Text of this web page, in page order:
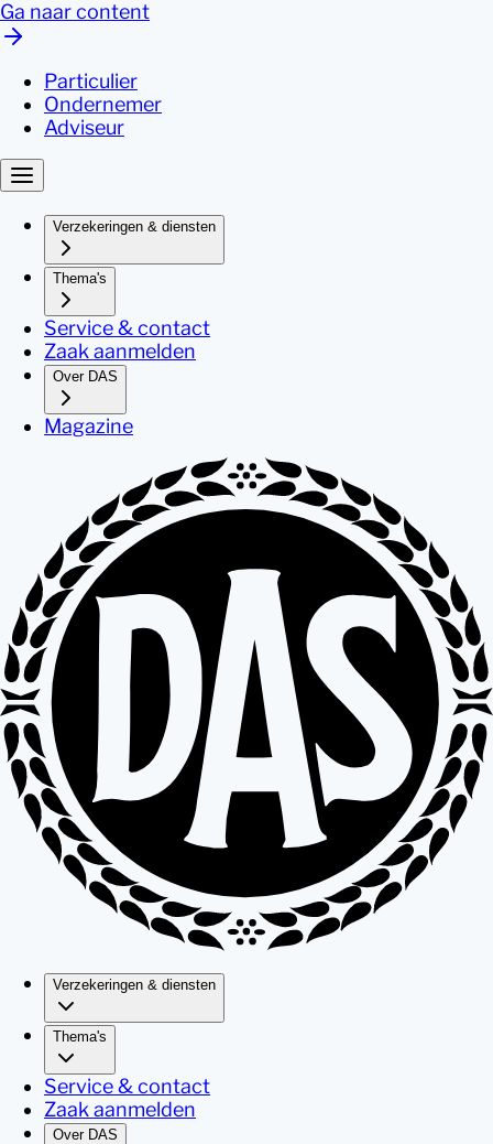
Ga naar content
Particulier
Ondernemer
Adviseur
Verzekeringen & diensten
Thema's
Service & contact
Zaak aanmelden
Over DAS
Magazine
Verzekeringen & diensten
Thema's
Service & contact
Zaak aanmelden
Over DAS